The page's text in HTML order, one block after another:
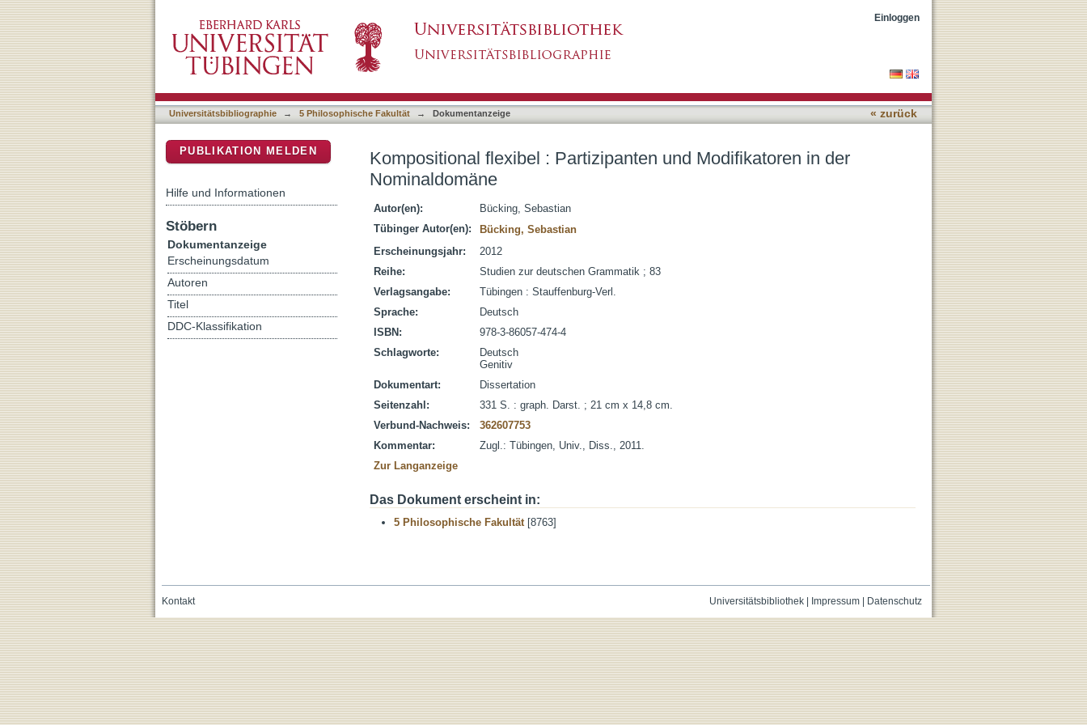
Einloggen
Universitätsbibliographie → 5 Philosophische Fakultät → Dokumentanzeige « zurück
Kompositional flexibel : Partizipanten und Modifikatoren in der
Nominaldomäne
Autor(en):
Bücking, Sebastian
Tübinger Autor(en):
Bücking, Sebastian
Erscheinungsjahr:
2012
Reihe:
Studien zur deutschen Grammatik ; 83
Verlagsangabe:
Tübingen : Stauffenburg-Verl.
Sprache:
Deutsch
ISBN:
978-3-86057-474-4
Schlagworte:
Deutsch
Genitiv
Dokumentart:
Dissertation
Seitenzahl:
331 S. : graph. Darst. ; 21 cm x 14,8 cm.
Verbund-Nachweis:
362607753
Kommentar:
Zugl.: Tübingen, Univ., Diss., 2011.
Zur Langanzeige
Das Dokument erscheint in:
5 Philosophische Fakultät[8763]
PUBLIKATION MELDEN
Hilfe und Informationen
Stöbern
Dokumentanzeige
Erscheinungsdatum
Autoren
Titel
DDC-Klassifikation
Universitätsbibliothek| Impressum| Datenschutz
Kontakt